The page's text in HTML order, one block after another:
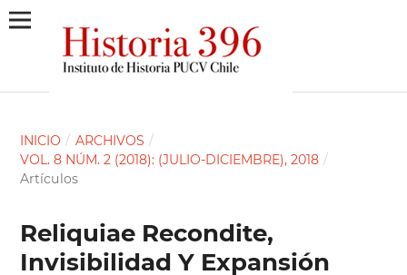
INICIO / ARCHIVOS /
VOL. 8 NÚM. 2 (2018): (JULIO-DICIEMBRE), 2018 /
Artículos
Reliquiae Recondite,
Invisibilidad Y Expansión